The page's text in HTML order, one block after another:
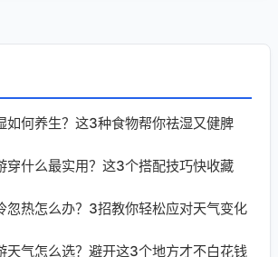
如何养生？这3种食物帮你祛湿又健脾
穿什么最实用？这3个搭配技巧快收藏
忽热怎么办？3招教你轻松应对天气变化
天气怎么选？避开这3个地方才不白花钱